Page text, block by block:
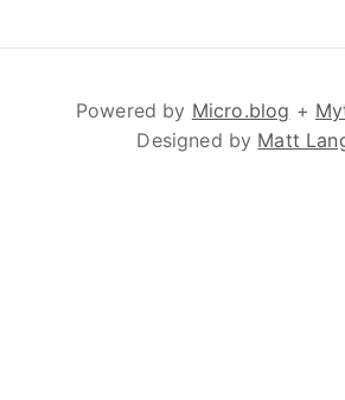
Powered by Micro.blog +
Designed by Matt